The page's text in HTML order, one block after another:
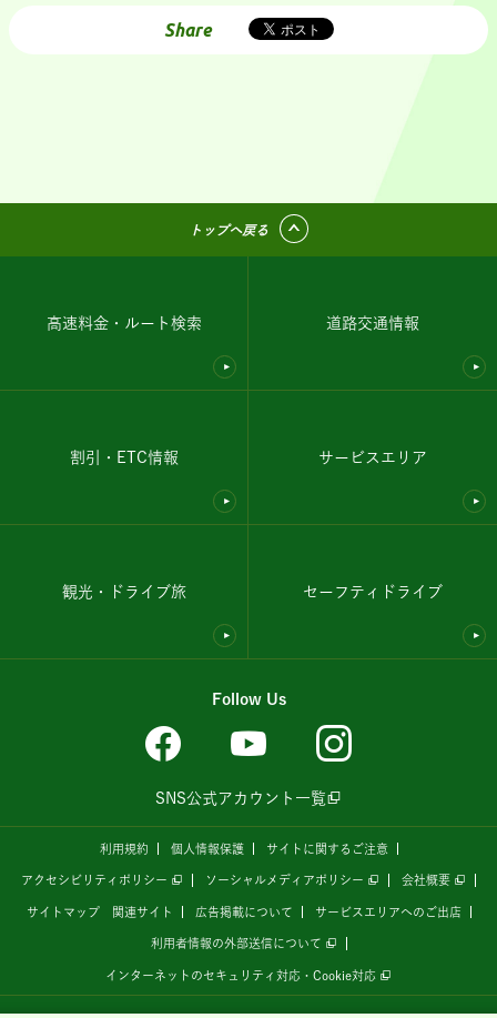
Share
トップへ戻る
高速料金・ルート検索 道路交通情報
割引・ETC情報 サービスエリア
観光・ドライブ旅 セーフティドライブ
Follow Us
SNS公式アカウント一覧
利用規約 個人情報保護 サイトに関するご注意
アクセシビリティポリシー ソーシャルメディアポリシー 会社概要
サイトマップ 関連サイト 広告掲載について サービスエリアへのご出店
利用者情報の外部送信について
インターネットのセキュリティ対応・Cookie対応